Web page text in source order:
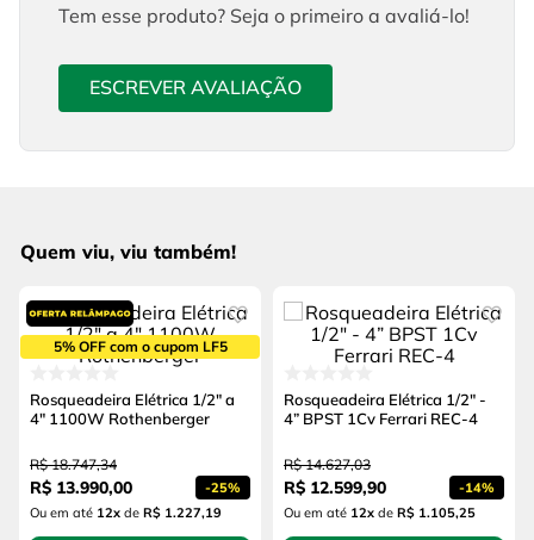
Tem esse produto? Seja o primeiro a avaliá-lo!
ESCREVER AVALIAÇÃO
Quem viu, viu também!
5% OFF com o cupom LF5
Rosqueadeira Elétrica 1/2" a
4" 1100W Rothenberger
R$ 18.747,34
R$ 13.990,00 -25%
Ou em até 12x de R$ 1.227,19
Rosqueadeira Elétrica 1/2" -
4” BPST 1Cv Ferrari REC-4
R$ 14.627,03
R$ 12.599,90 -14%
Ou em até 12x de R$ 1.105,25